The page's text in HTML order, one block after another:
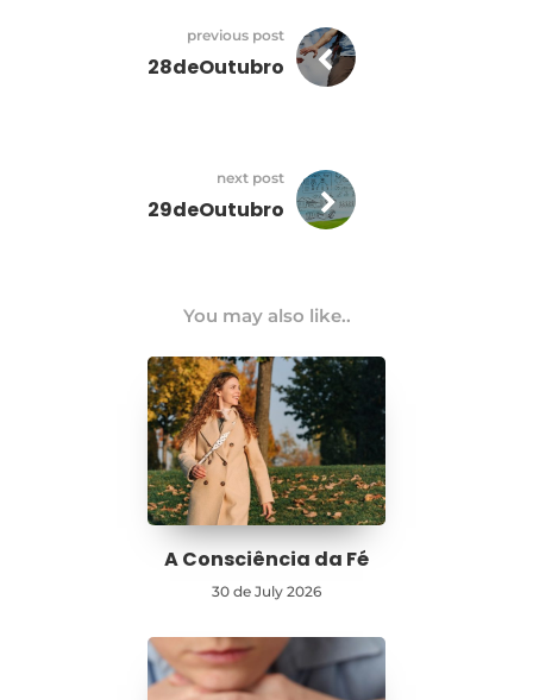
previous post
28deOutubro
next post
29deOutubro
You may also like..
A Consciência da Fé
30 de July 2026